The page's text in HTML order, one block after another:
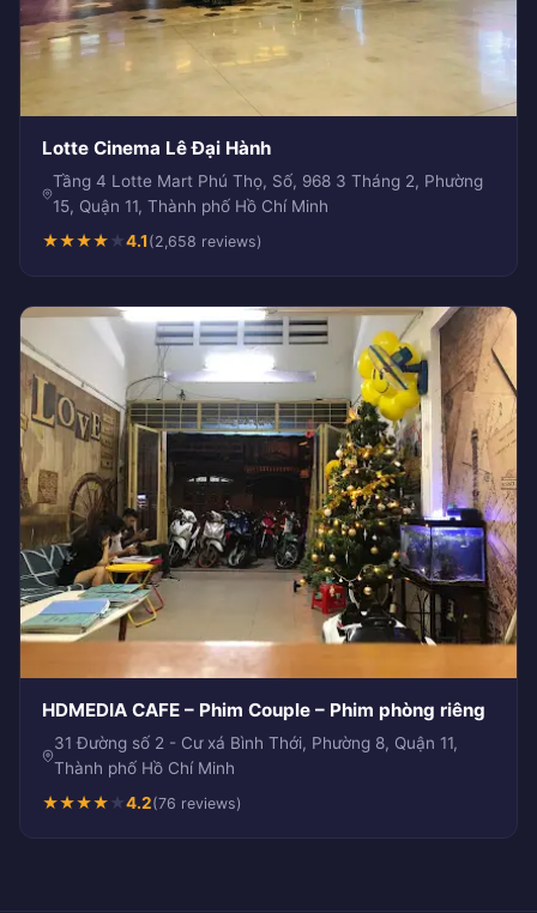
Lotte Cinema Lê Đại Hành
Tầng 4 Lotte Mart Phú Thọ, Số, 968 3 Tháng 2, Phường
15, Quận 11, Thành phố Hồ Chí Minh
★★★★★4.1 (2,658 reviews)
HDMEDIA CAFE – Phim Couple – Phim phòng riêng
31 Đường số 2 - Cư xá Bình Thới, Phường 8, Quận 11,
Thành phố Hồ Chí Minh
★★★★★4.2(76 reviews)